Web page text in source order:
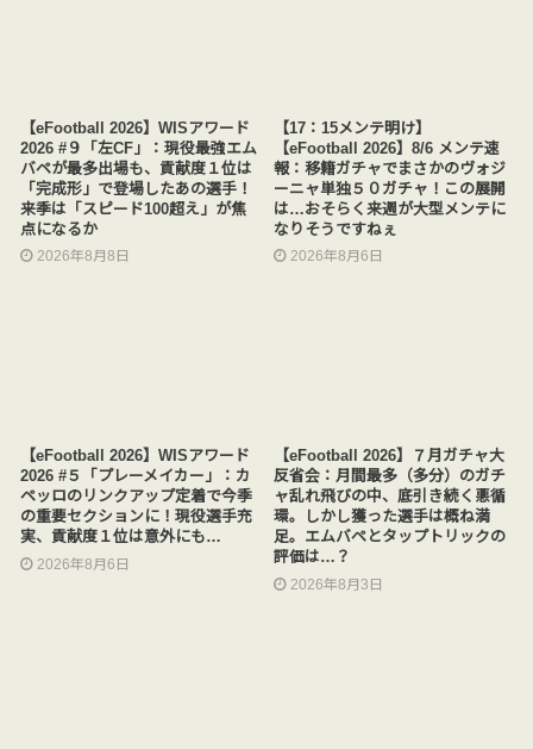
【eFootball 2026】WISアワード
2026 #９「左CF」：現役最強エム
バペが最多出場も、貢献度１位は
「完成形」で登場したあの選手！
来季は「スピード100超え」が焦
点になるか
2026年8月8日
【17：15メンテ明け】
【eFootball 2026】8/6 メンテ速
報：移籍ガチャでまさかのヴォジ
ーニャ単独５０ガチャ！この展開
は…おそらく来週が大型メンテに
なりそうですねぇ
2026年8月6日
【eFootball 2026】WISアワード
2026 #５「プレーメイカー」：カ
ペッロのリンクアップ定着で今季
の重要セクションに！現役選手充
実、貢献度１位は意外にも…
2026年8月6日
【eFootball 2026】７月ガチャ大
反省会：月間最多（多分）のガチ
ャ乱れ飛びの中、底引き続く悪循
環。しかし獲った選手は概ね満
足。エムバペとタップトリックの
評価は…？
2026年8月3日